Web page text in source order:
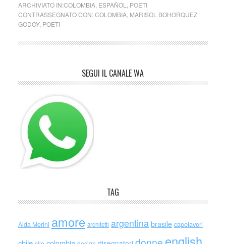
ARCHIVIATO IN:COLOMBIA, ESPAÑOL
POETI
CONTRASSEGNATO CON:COLOMBIA, MARISOL BOHORQUEZ
GODOY, POETI
SEGUI IL CANALE WA
TAG
Alda Merini amore architetti argentina brasile capolavori